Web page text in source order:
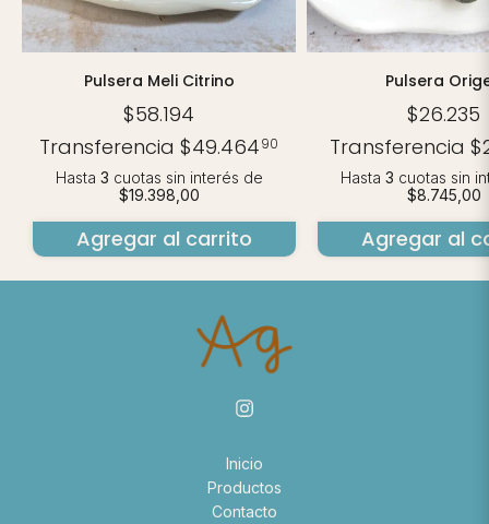
Pulsera Meli Citrino
$58.194
Transferencia$49.46490
Hasta 3 cuotas sin interés de
$19.398,00
Agregar al carrito
Pulsera
$26.235
Transferencia
Hasta 3 cuotas sin
$8.745,00
Agregar al
Inicio
Productos
Contacto